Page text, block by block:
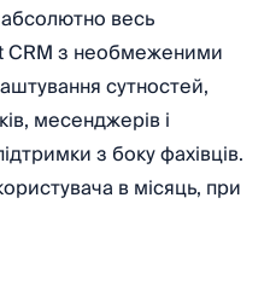
весь
CRM з необмеженими
сутностей,
месенджерів і
з боку фахівців.
в місяць, при